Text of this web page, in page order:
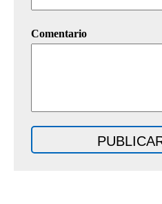
Comentario